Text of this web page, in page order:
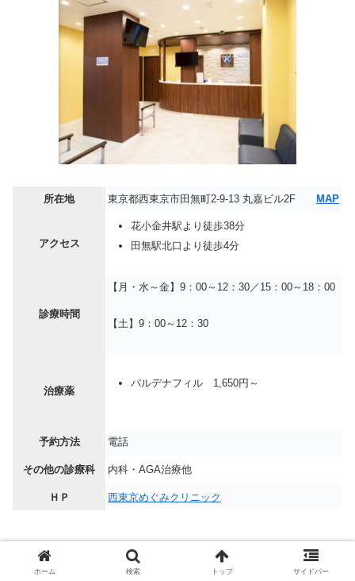
所在地 東京都西東京市田無町2-9-13 丸嘉ビル2F MAP
アクセス
花小金井駅より徒歩38分
田無駅北口より徒歩4分
診療時間
【月・水～金】9：00～12：30／15：00～18：00
【土】9：00～12：30
治療薬
バルデナフィル 1,650円～
予約方法 電話
その他の診療科 内科・AGA治療他
ＨＰ 西東京めぐみクリニック
ホーム 検索 トップ サイドバー